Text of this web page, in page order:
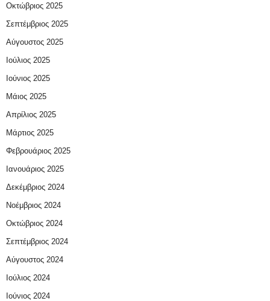
Οκτώβριος 2025
Σεπτέμβριος 2025
Αύγουστος 2025
Ιούλιος 2025
Ιούνιος 2025
Μάιος 2025
Απρίλιος 2025
Μάρτιος 2025
Φεβρουάριος 2025
Ιανουάριος 2025
Δεκέμβριος 2024
Νοέμβριος 2024
Οκτώβριος 2024
Σεπτέμβριος 2024
Αύγουστος 2024
Ιούλιος 2024
Ιούνιος 2024